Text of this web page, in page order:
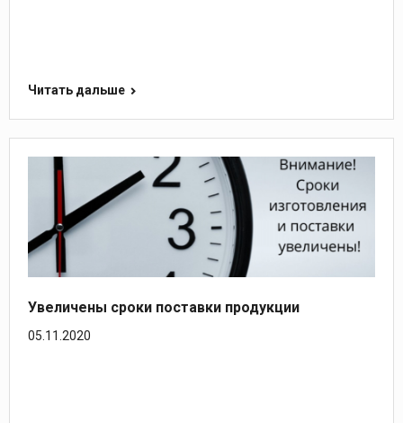
Читать дальше
Увеличены сроки поставки продукции
05.11.2020